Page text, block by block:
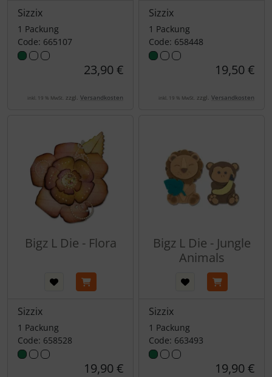
Sizzix
1 Packung
Code: 665107
23,90 €
inkl. 19 % MwSt. zzgl. Versandkosten
Sizzix
1 Packung
Code: 658448
19,50 €
inkl. 19 % MwSt. zzgl. Versandkosten
Bigz L Die - Flora
Sizzix
1 Packung
Code: 658528
19,90 €
Bigz L Die - Jungle
Animals
Sizzix
1 Packung
Code: 663493
19,90 €